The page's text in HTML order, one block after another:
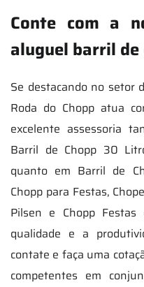
Conte com a
aluguel barril
Se destacando no setor
Roda do Chopp atua
excelente assessoria
Barril de Chopp 30
quanto em Barril de
Chopp para Festas,
Pilsen e Chopp Festas
qualidade e a
contate e faça uma
competentes em